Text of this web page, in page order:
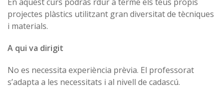
projectes plàstics utilitzant gran diversitat de tècniques
i materials.
A qui va dirigit
No es necessita experiència prèvia. El professorat
s’adapta a les necessitats i al nivell de cadascú.